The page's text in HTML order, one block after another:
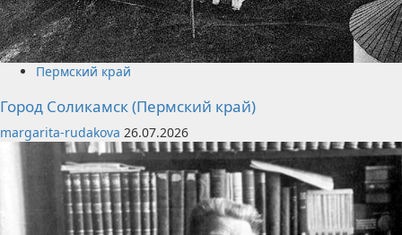
Пермский край
Город Соликамск (Пермский край)
margarita-rudakova 26.07.2026